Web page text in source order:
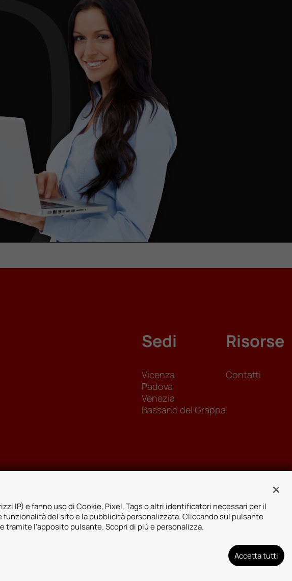
Sedi
Vicenza
Padova
Venezia
Bassano del Grappa
Risorse
Contatti
IP) e fanno uso di Cookie, Pixel, Tags o altri identificatori necessari per il
del sito e la pubblicità personalizzata. Cliccando sul pulsante
l'apposito pulsante. Scopri di più e personalizza.
Accetta tutti